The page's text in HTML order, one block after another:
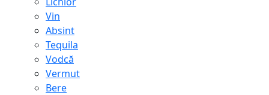
Vin
Absint
Tequila
Vodcă
Vermut
Bere